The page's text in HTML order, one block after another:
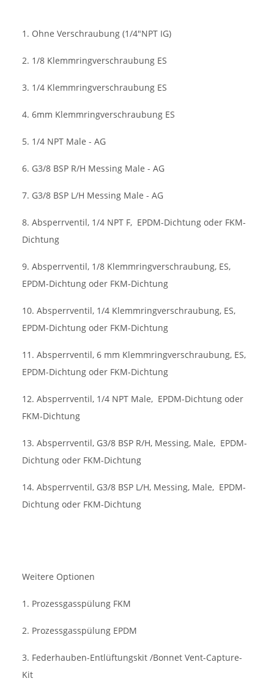
1. Ohne Verschraubung (1/4"NPT IG)
2. 1/8 Klemmringverschraubung ES
3. 1/4 Klemmringverschraubung ES
4. 6mm Klemmringverschraubung ES
5. 1/4 NPT Male - AG
6. G3/8 BSP R/H Messing Male - AG
7. G3/8 BSP L/H Messing Male - AG
8. Absperrventil, 1/4 NPT F, EPDM-Dichtung oder FKM-
Dichtung
9. Absperrventil, 1/8 Klemmringverschraubung, ES,
EPDM-Dichtung oder FKM-Dichtung
10. Absperrventil, 1/4 Klemmringverschraubung, ES,
EPDM-Dichtung oder FKM-Dichtung
11. Absperrventil, 6 mm Klemmringverschraubung, ES,
EPDM-Dichtung oder FKM-Dichtung
12. Absperrventil, 1/4 NPT Male, EPDM-Dichtung oder
FKM-Dichtung
13. Absperrventil, G3/8 BSP R/H, Messing, Male, EPDM-
Dichtung oder FKM-Dichtung
14. Absperrventil, G3/8 BSP L/H, Messing, Male, EPDM-
Dichtung oder FKM-Dichtung
Weitere Optionen
1. Prozessgasspülung FKM
2. Prozessgasspülung EPDM
3. Federhauben-Entlüftungskit /Bonnet Vent-Capture-
Kit